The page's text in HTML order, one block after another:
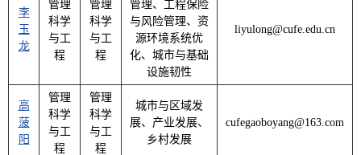
李
玉
龙
管理
科学
与工
程
管理
科学
与工
程
管理、工程保险
与风险管理、资
源环境系统优
化、城市与基础
设施韧性
liyulong@cufe.edu.cn
高
菠
阳
管理
科学
与工
程
管理
科学
与工
程
城市与区域发
展、产业发展、
乡村发展
cufegaoboyang@163.com